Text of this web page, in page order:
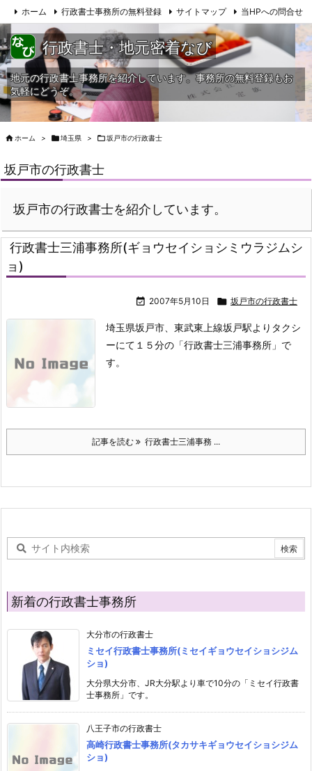
ホーム 行政書士事務所の無料登録 サイトマップ 当HPへの問合せ
行政書士・地元密着なび
地元の行政書士事務所を紹介しています。事務所の無料登録もお
気軽にどうぞ。
 ホーム > 埼玉県 > 坂戸市の行政書士
坂戸市の行政書士
坂戸市の行政書士を紹介しています。
行政書士三浦事務所(ギョウセイショシミウラジムシ
ョ)
 2007年5月10日  坂戸市の行政書士
埼玉県坂戸市、東武東上線坂戸駅よりタクシ
ーにて１５分の「行政書士三浦事務所」で
す。
記事を読む 行政書士三浦事務 ...
新着の行政書士事務所
大分市の行政書士
ミセイ行政書士事務所(ミセイギョウセイショシジム
ショ)
大分県大分市、JR大分駅より車で10分の「ミセイ行政書
士事務所」です。
八王子市の行政書士
高崎行政書士事務所(タカサキギョウセイショシジム
ショ)